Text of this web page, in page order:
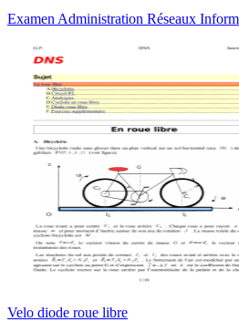
Examen Administration Réseaux
Velo diode roue libre